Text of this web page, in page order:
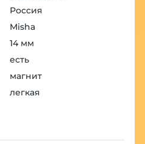
Россия
Misha
14 мм
есть
магнит
легкая